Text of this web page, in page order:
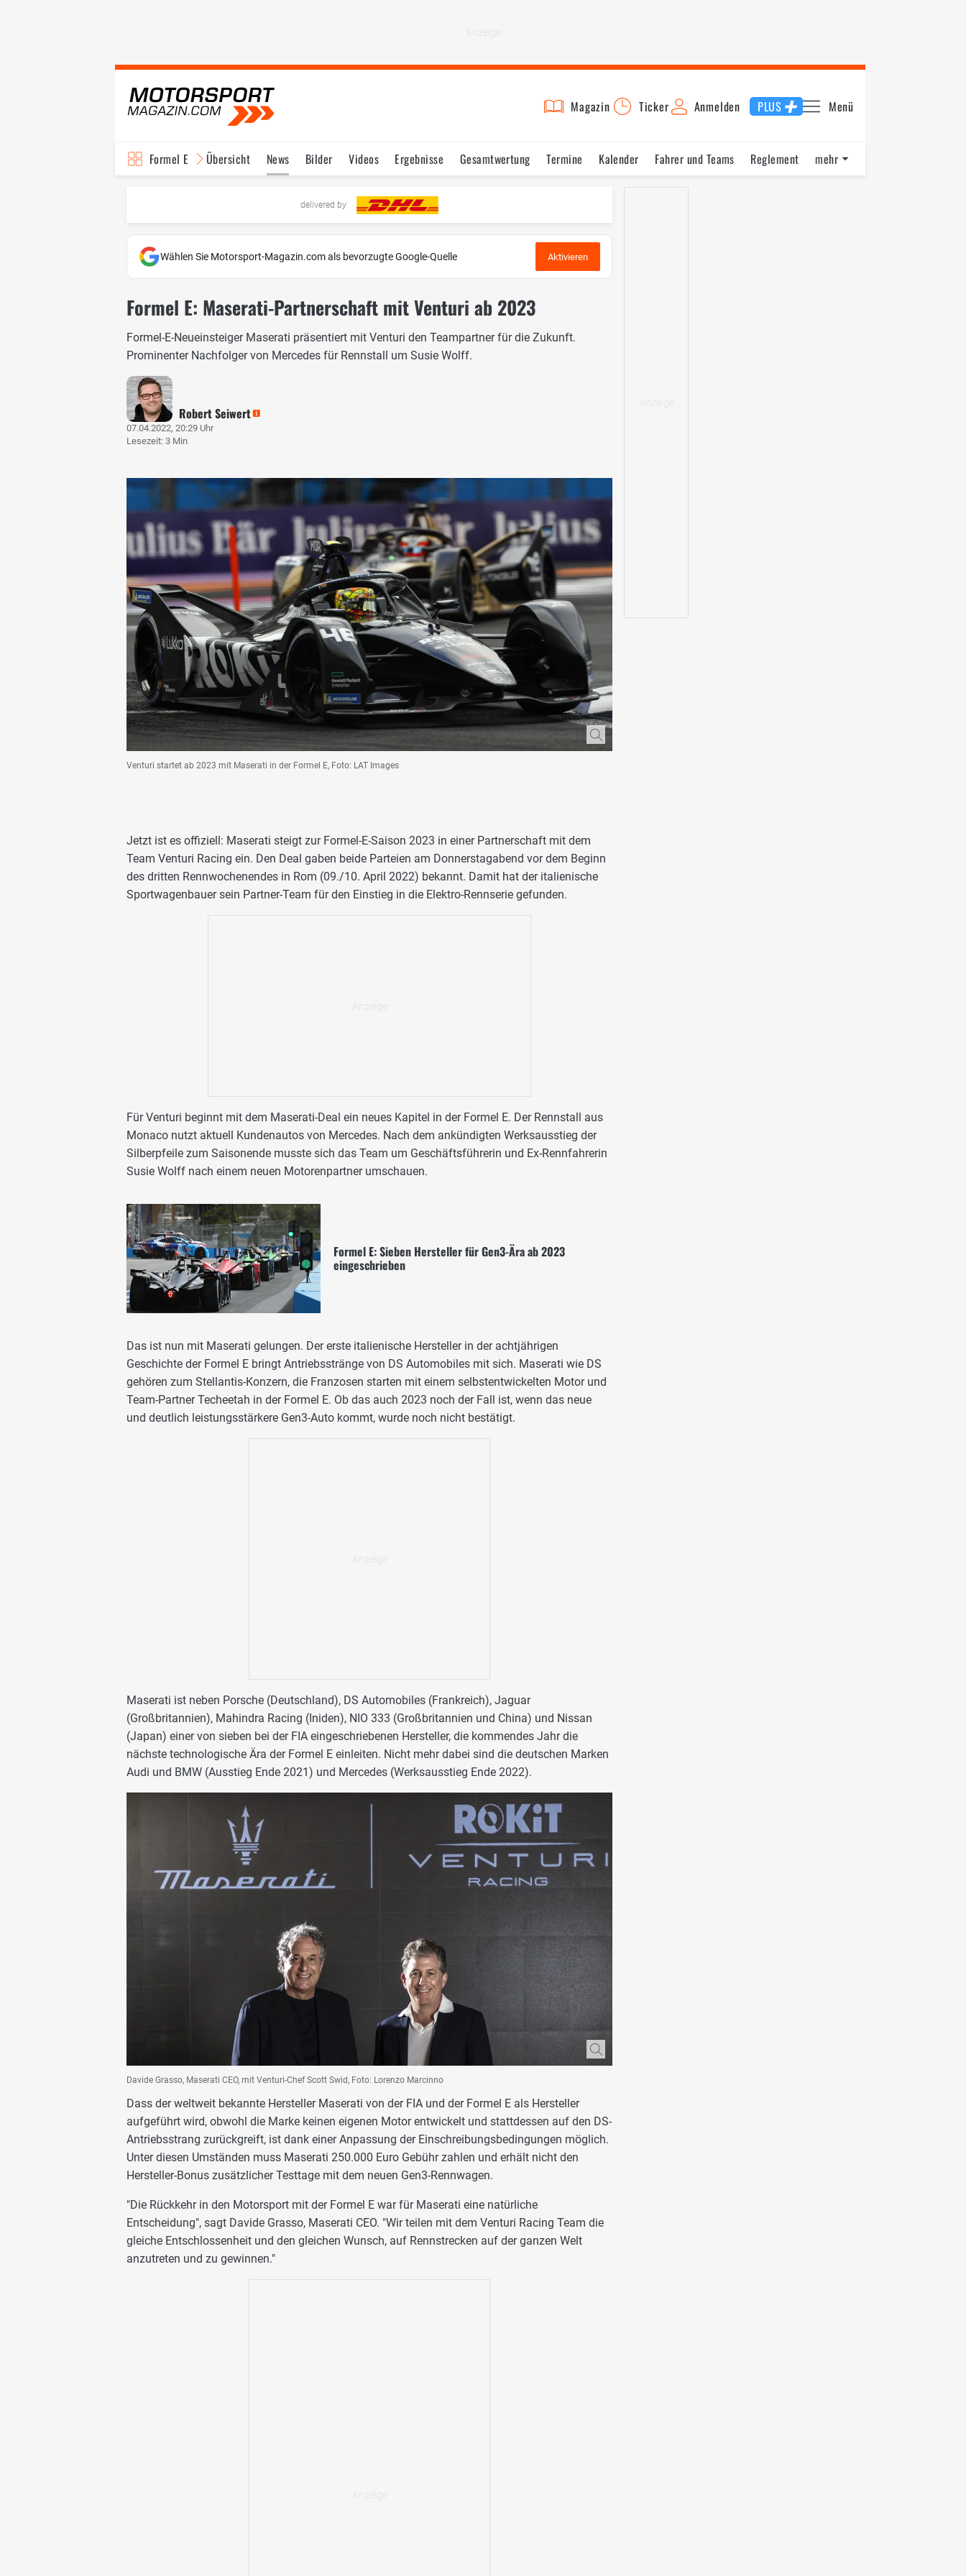
Magazin Ticker Anmelden PLUS Menü
Formel E Übersicht News Bilder Videos Ergebnisse Gesamtwertung Termine Kalender Fahrer und Teams
Reglement
mehr
delivered by
Wählen Sie Motorsport-Magazin.com als bevorzugte Google-Quelle Aktivieren
Formel E: Maserati-Partnerschaft mit Venturi ab 2023
Formel-E-Neueinsteiger Maserati präsentiert mit Venturi den Teampartner für die Zukunft.
Prominenter Nachfolger von Mercedes für Rennstall um Susie Wolff.
Robert Seiwert
07.04.2022, 20:29 Uhr
Lesezeit: 3 Min
Venturi startet ab 2023 mit Maserati in der Formel E, Foto: LAT Images
Jetzt ist es offiziell: Maserati steigt zur Formel-E-Saison 2023 in einer Partnerschaft mit dem
Team Venturi Racing ein. Den Deal gaben beide Parteien am Donnerstagabend vor dem Beginn
des dritten Rennwochenendes in Rom (09./10. April 2022) bekannt. Damit hat der italienische
Sportwagenbauer sein Partner-Team für den Einstieg in die Elektro-Rennserie gefunden.
Für Venturi beginnt mit dem Maserati-Deal ein neues Kapitel in der Formel E. Der Rennstall aus
Monaco nutzt aktuell Kundenautos von Mercedes. Nach dem ankündigten Werksausstieg der
Silberpfeile zum Saisonende musste sich das Team um Geschäftsführerin und Ex-Rennfahrerin
Susie Wolff nach einem neuen Motorenpartner umschauen.
Formel E: Sieben Hersteller für Gen3-Ära ab 2023
eingeschrieben
Das ist nun mit Maserati gelungen. Der erste italienische Hersteller in der achtjährigen
Geschichte der Formel E bringt Antriebsstränge von DS Automobiles mit sich. Maserati wie DS
gehören zum Stellantis-Konzern, die Franzosen starten mit einem selbstentwickelten Motor und
Team-Partner Techeetah in der Formel E. Ob das auch 2023 noch der Fall ist, wenn das neue
und deutlich leistungsstärkere Gen3-Auto kommt, wurde noch nicht bestätigt.
Maserati ist neben Porsche (Deutschland), DS Automobiles (Frankreich), Jaguar
(Großbritannien), Mahindra Racing (Iniden), NIO 333 (Großbritannien und China) und Nissan
(Japan) einer von sieben bei der FIA eingeschriebenen Hersteller, die kommendes Jahr die
nächste technologische Ära der Formel E einleiten. Nicht mehr dabei sind die deutschen Marken
Audi und BMW (Ausstieg Ende 2021) und Mercedes (Werksausstieg Ende 2022).
Davide Grasso, Maserati CEO, mit Venturi-Chef Scott Swid, Foto: Lorenzo Marcinno
Dass der weltweit bekannte Hersteller Maserati von der FIA und der Formel E als Hersteller
aufgeführt wird, obwohl die Marke keinen eigenen Motor entwickelt und stattdessen auf den DS-
Antriebsstrang zurückgreift, ist dank einer Anpassung der Einschreibungsbedingungen möglich.
Unter diesen Umständen muss Maserati 250.000 Euro Gebühr zahlen und erhält nicht den
Hersteller-Bonus zusätzlicher Testtage mit dem neuen Gen3-Rennwagen.
"Die Rückkehr in den Motorsport mit der Formel E war für Maserati eine natürliche
Entscheidung", sagt Davide Grasso, Maserati CEO. "Wir teilen mit dem Venturi Racing Team die
gleiche Entschlossenheit und den gleichen Wunsch, auf Rennstrecken auf der ganzen Welt
anzutreten und zu gewinnen."